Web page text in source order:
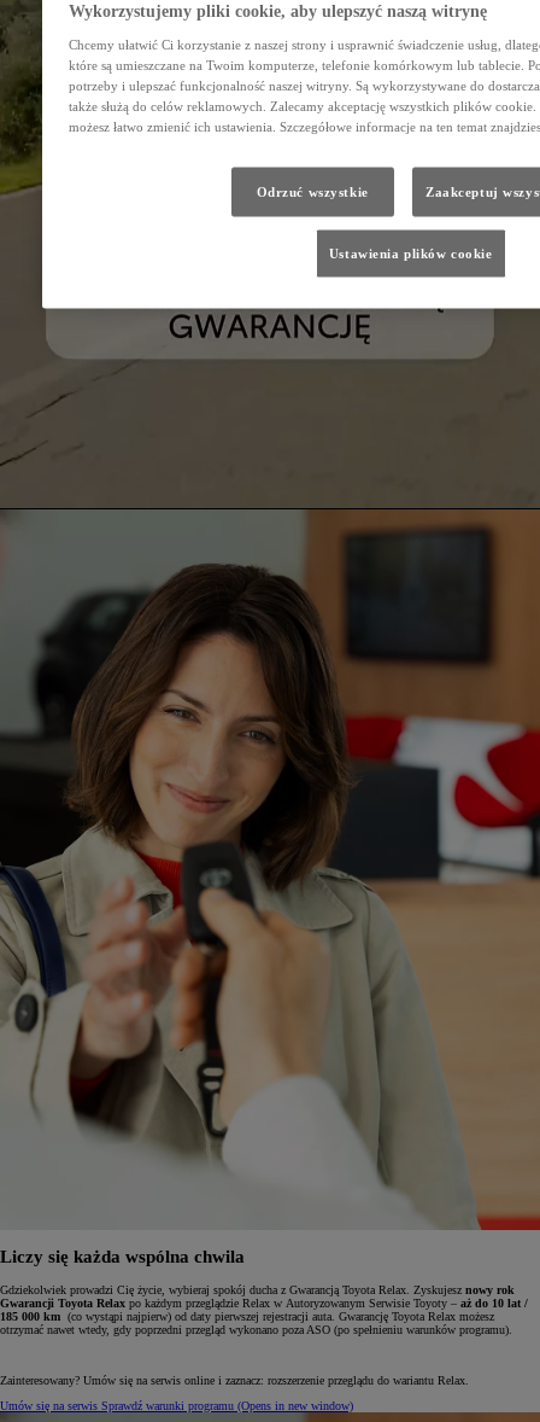
Liczy się każda wspólna chwila
Gdziekolwiek prowadzi Cię życie, wybieraj spokój ducha z Gwarancją Toyota Relax. Zyskujesz nowy rok
Gwarancji Toyota Relax po każdym przeglądzie Relax w Autoryzowanym Serwisie Toyoty – aż do 10 lat /
185 000 km (co wystąpi najpierw) od daty pierwszej rejestracji auta. Gwarancję Toyota Relax możesz
otrzymać nawet wtedy, gdy poprzedni przegląd wykonano poza ASO (po spełnieniu warunków programu).
Zainteresowany? Umów się na serwis online i zaznacz: rozszerzenie przeglądu do wariantu Relax.
Umów się na serwis Sprawdź warunki programu (Opens in new window)
Wykorzystujemy pliki cookie, aby ulepszyć naszą witrynę
Chcemy ułatwić Ci korzystanie z naszej strony i usprawnić świadczenie usług,
które są umieszczane na Twoim komputerze, telefonie komórkowym lub tablecie.
potrzeby i ulepszać funkcjonalność naszej witryny. Są wykorzystywane do
także służą do celów reklamowych. Zalecamy akceptację wszystkich plików
możesz łatwo zmienić ich ustawienia. Szczegółowe informacje na ten temat
Odrzuć wszystkie Zaakceptuj
Ustawienia plików cookie